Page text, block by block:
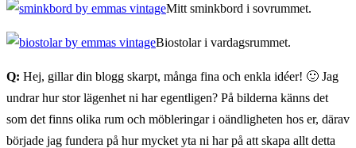
Mitt sminkbord i sovrummet.
Biostolar i vardagsrummet.
Q: Hej, gillar din blogg skarpt, många fina och enkla idéer! 🙂 Jag
undrar hur stor lägenhet ni har egentligen? På bilderna känns det
som det finns olika rum och möbleringar i oändligheten hos er, därav
började jag fundera på hur mycket yta ni har på att skapa allt detta